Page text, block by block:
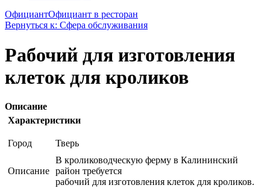
ОфициантОфициант в ресторан
Вернуться к: Сфера обслуживания
Рабочий для изготовления
клеток для кроликов
Описание
Характеристики
Город Тверь
Описание
В кролиководческую ферму в Калининский
район требуется
рабочий для изготовления клеток для кроликов.